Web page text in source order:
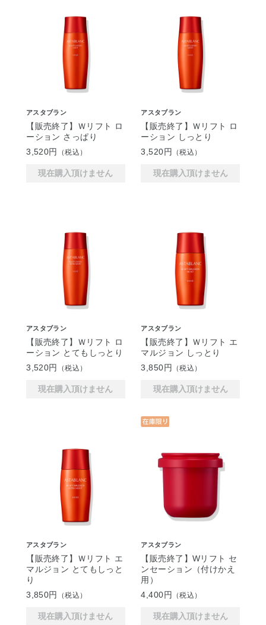
アスタブラン
【販売終了】Ｗリフト ロ
ーション さっぱり
3,520円
（税込）
現在購入頂けません
アスタブラン
【販売終了】Ｗリフト ロ
ーション しっとり
3,520円 （税込）
現在購入頂けません
アスタブラン
【販売終了】Ｗリフト ロ
ーション とてもしっとり
3,520円
（税込）
現在購入頂けません
アスタブラン
【販売終了】Ｗリフト エ
マルジョン しっとり
3,850円
（税込）
現在購入頂けません
アスタブラン
【販売終了】Ｗリフト エ
マルジョン とてもしっと
り
3,850円
（税込）
現在購入頂けません
アスタブラン
【販売終了】Wリフト セ
ンセーション（付けかえ
用）
4,400円
（税込）
現在購入頂けません